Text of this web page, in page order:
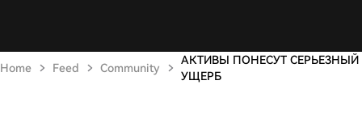
Home Feed Community
АКТИВЫ ПОНЕСУТ СЕРЬЕЗНЫЙ
УЩЕРБ